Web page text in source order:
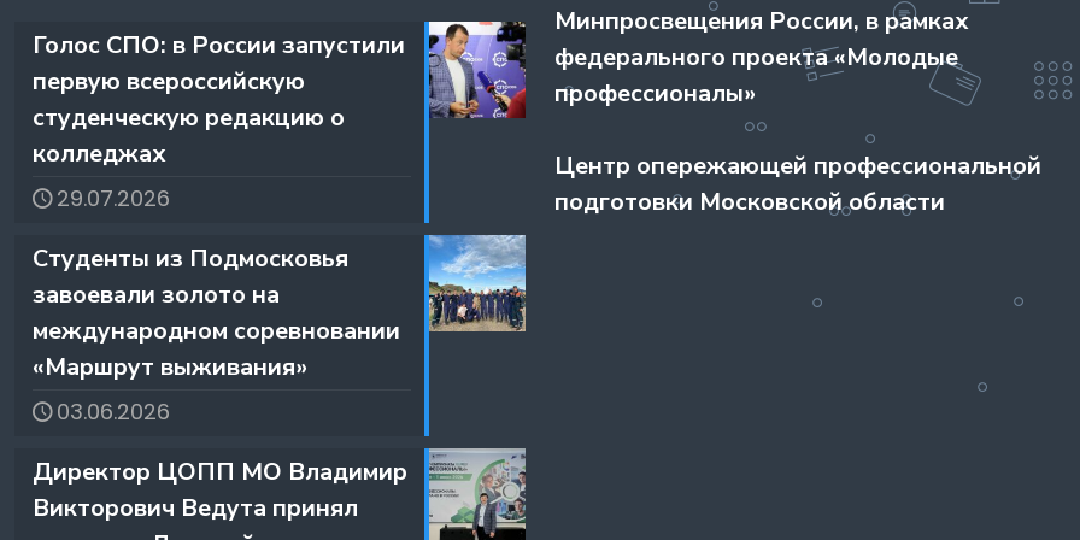
️Голос СПО: в России запустили
первую всероссийскую
студенческую редакцию о
колледжах
29.07.2026
️Студенты из Подмосковья
завоевали золото на
международном соревновании
«Маршрут выживания»
03.06.2026
️Директор ЦОПП МО Владимир
Викторович Ведута принял
Минпросвещения России, в рамках
федерального проекта «Молодые
профессионалы»
Центр опережающей профессиональной
подготовки Московской области